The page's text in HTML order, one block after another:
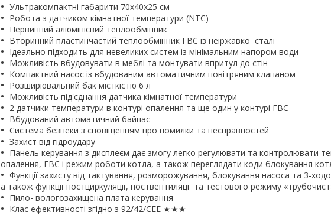
Ультракомпактні габарити 70х40х25 см
Робота з датчиком кімнатної температури (NTC)
Первинний алюмінієвий теплообмінник
Вторинний пластинчастий теплообмінник ГВС із неіржавкої сталі
Ідеально підходить для невеликих систем із мінімальним напором води
Можливість вбудовувати в меблі та монтувати впритул до стін
Компактний насос із вбудованим автоматичним повітряним клапаном
Розширювальний бак місткістю 6 л
Можливість під'єднання датчика кімнатної температури
2 датчики температури в контурі опалення та ще один у контурі ГВС
Вбудований автоматичний байпас
Система безпеки з сповіщенням про помилки та несправностей
Захист від гідроудару
Панель керування з дисплеєм дає змогу легко регулювати та контролювати
опалення, ГВС і режим роботи котла, а також переглядати коди блокування
Функції захисту від тактування, розморожування, блокування насоса та 3-
а також функції постциркуляції, поствентиляції та тестового режиму
Пило- вологозахищена плата керування
Клас ефективності згідно з 92/42/CEE ★★★